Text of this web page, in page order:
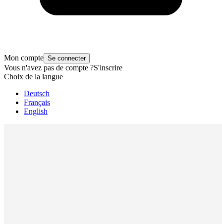
Mon compte Se connecter
Vous n'avez pas de compte ?S'inscrire
Choix de la langue
Deutsch
Français
English